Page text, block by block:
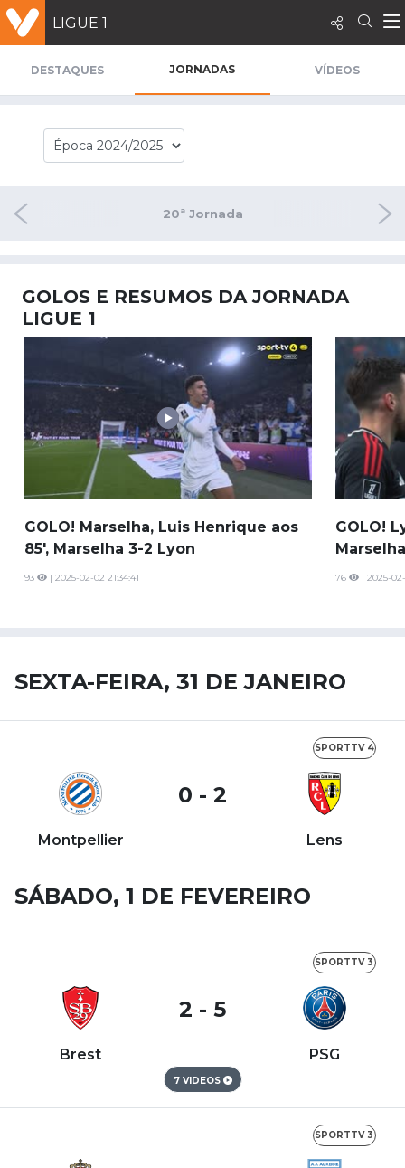
LIGUE 1
DESTAQUES JORNADAS VÍDEOS
20ª Jornada 21ª
GOLOS E RESUMOS DA JORNADA
LIGUE 1
GOLO! Marselha, Luis Henrique aos
85', Marselha 3-2 Lyon
93 | 2025-02-02 21:34:41
GOLO!
76 | 2025-
SEXTA-FEIRA, 31 DE JANEIRO
SPORTTV 4
Montpellier
0 - 2
Lens
SÁBADO, 1 DE FEVEREIRO
SPORTTV 3
Brest
2 - 5
PSG
7 VIDEOS
SPORTTV 3